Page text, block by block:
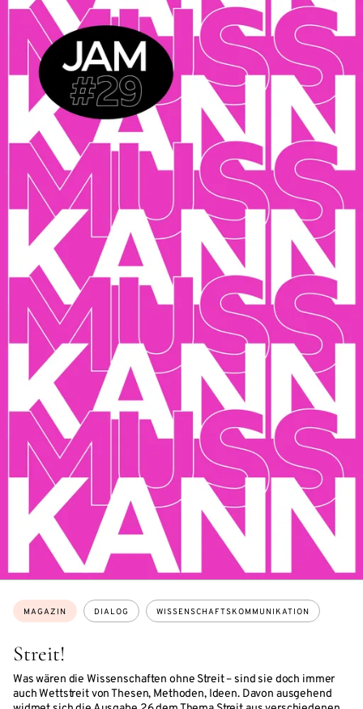
Streit!
Was wären die Wissenschaften ohne Streit – sind sie doch immer
auch Wettstreit von Thesen, Methoden, Ideen. Davon ausgehend
Themen:
MAGAZIN DIALOG WISSENSCHAFTSKOMMUNIKATION